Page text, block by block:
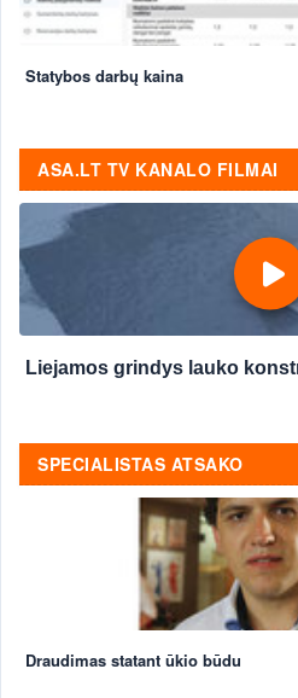
Statybos darbų kaina
ASA.LT TV KANALO FILMAI
Liejamos grindys lauko
SPECIALISTAS ATSAKO
Draudimas statant ūkio būdu